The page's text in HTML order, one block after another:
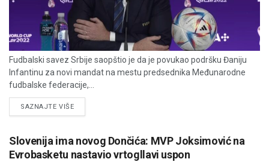
Fudbalski savez Srbije saopštio je da je povukao podršku Đaniju
Infantinu za novi mandat na mestu predsednika Međunarodne
fudbalske federacije,...
SAZNAJTE VIŠEDETAILS
Slovenija ima novog Dončića: MVP Joksimović na
Evrobasketu nastavio vrtogllavi uspon